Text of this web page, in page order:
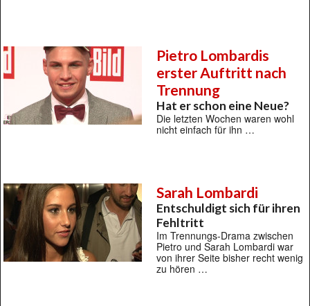
Pietro Lombardis
erster Auftritt nach
Trennung
Hat er schon eine Neue?
Die letzten Wochen waren wohl
nicht einfach für ihn …
Sarah Lombardi
Entschuldigt sich für ihren
Fehltritt
Im Trennungs-Drama zwischen
Pietro und Sarah Lombardi war
von ihrer Seite bisher recht wenig
zu hören …